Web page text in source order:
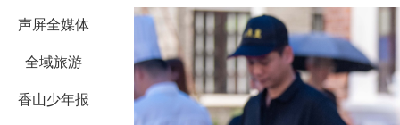
声屏全媒体
全域旅游
香山少年报